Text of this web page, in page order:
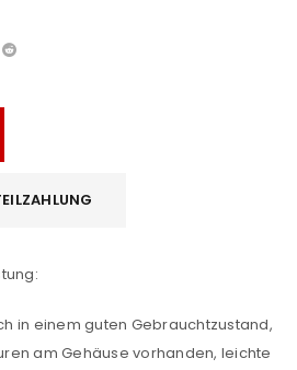
in einem guten Gebrauchtzustand,
am Gehäuse vorhanden, leichte